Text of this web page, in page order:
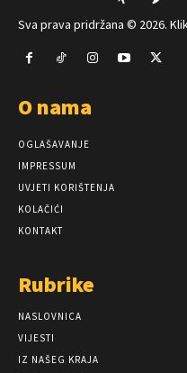
Sva prava pridržana © 2026.
O nama
OGLAŠAVANJE
IMPRESSUM
UVJETI KORIŠTENJA
KOLAČIĆI
KONTAKT
Rubrike
NASLOVNICA
VIJESTI
IZ NAŠEG KRAJA